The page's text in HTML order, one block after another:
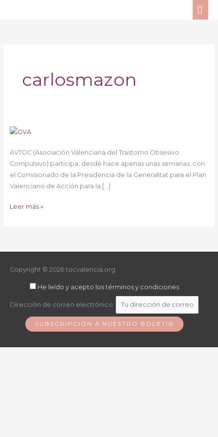
carlosmazon
AVTOC (Asociación Valenciana del Trastorno Obsesivo
Compulsivo) participa, desde hace apenas unas semanas, con
el Comisionado de la Presidencia de la Generalitat para el Plan
Valenciano de Acción para la […]
Generalitat
y
Salud
Mental
Leer más »
Copyright © 2026 tocvalencia.org
He leído y acepto los términos y condiciones
Dirección de correo electrónico: